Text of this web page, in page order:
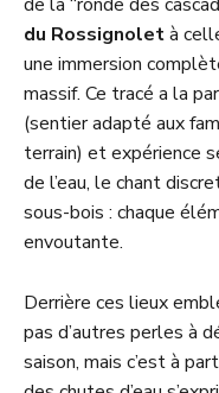
de la “ronde des
du Rossignoletà
une immersion
massif. Ce tracé a la
(sentier adapté aux
terrain) et expérience
de l’eau, le chant
sous-bois : chaque
envoutante.
Derrière ces lieux
pas d’autres perles à
saison, mais c’est à